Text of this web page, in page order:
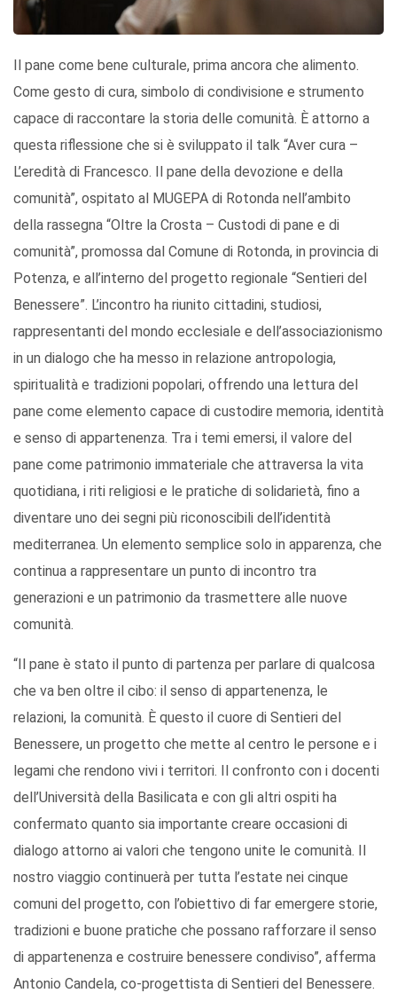
Il pane come bene culturale, prima ancora che alimento.
Come gesto di cura, simbolo di condivisione e strumento
capace di raccontare la storia delle comunità. È attorno a
questa riflessione che si è sviluppato il talk “Aver cura –
L’eredità di Francesco. Il pane della devozione e della
comunità”, ospitato al MUGEPA di Rotonda nell’ambito
della rassegna “Oltre la Crosta – Custodi di pane e di
comunità”, promossa dal Comune di Rotonda, in provincia di
Potenza, e all’interno del progetto regionale “Sentieri del
Benessere”. L’incontro ha riunito cittadini, studiosi,
rappresentanti del mondo ecclesiale e dell’associazionismo
in un dialogo che ha messo in relazione antropologia,
spiritualità e tradizioni popolari, offrendo una lettura del
pane come elemento capace di custodire memoria, identità
e senso di appartenenza. Tra i temi emersi, il valore del
pane come patrimonio immateriale che attraversa la vita
quotidiana, i riti religiosi e le pratiche di solidarietà, fino a
diventare uno dei segni più riconoscibili dell’identità
mediterranea. Un elemento semplice solo in apparenza, che
continua a rappresentare un punto di incontro tra
generazioni e un patrimonio da trasmettere alle nuove
comunità.
“Il pane è stato il punto di partenza per parlare di qualcosa
che va ben oltre il cibo: il senso di appartenenza, le
relazioni, la comunità. È questo il cuore di Sentieri del
Benessere, un progetto che mette al centro le persone e i
legami che rendono vivi i territori. Il confronto con i docenti
dell’Università della Basilicata e con gli altri ospiti ha
confermato quanto sia importante creare occasioni di
dialogo attorno ai valori che tengono unite le comunità. Il
nostro viaggio continuerà per tutta l’estate nei cinque
comuni del progetto, con l’obiettivo di far emergere storie,
tradizioni e buone pratiche che possano rafforzare il senso
di appartenenza e costruire benessere condiviso”, afferma
Antonio Candela, co-progettista di Sentieri del Benessere.